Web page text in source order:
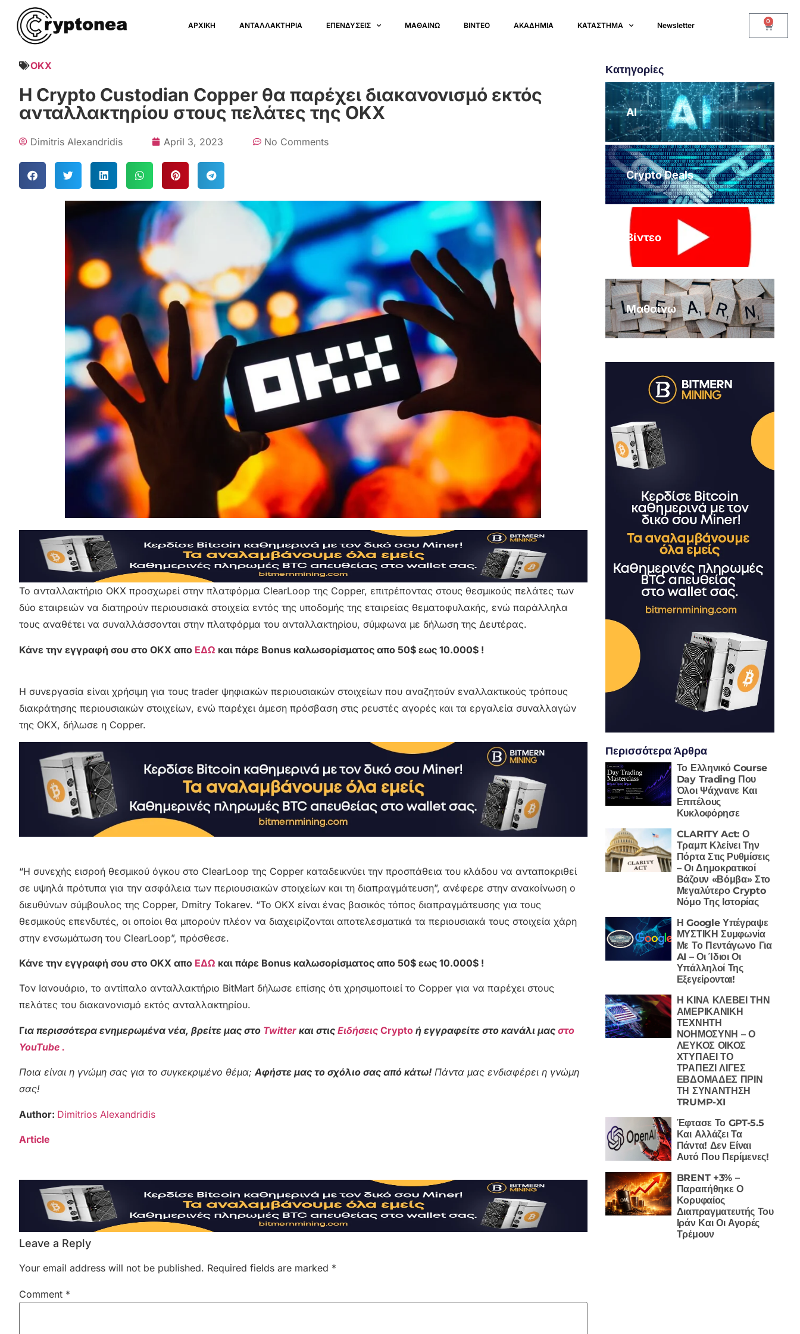
ΑΡΧΙΚΗ ΑΝΤΑΛΛΑΚΤΗΡΙΑ ΕΠΕΝΔΥΣΕΙΣ ΜΑΘΑΙΝΩ ΒΙΝΤΕΟ ΑΚΑΔΗΜΙΑ ΚΑΤΑΣΤΗΜΑ Newsletter 0
OKX
Η Crypto Custodian Copper θα παρέχει διακανονισμό εκτός
ανταλλακτηρίου στους πελάτες της OKX
Dimitris Alexandridis April 3, 2023 No Comments
Το ανταλλακτήριο OKX προσχωρεί στην πλατφόρμα ClearLoop της Copper, επιτρέποντας στους θεσμικούς πελάτες των
δύο εταιρειών να διατηρούν περιουσιακά στοιχεία εντός της υποδομής της εταιρείας θεματοφυλακής, ενώ παράλληλα
τους αναθέτει να συναλλάσσονται στην πλατφόρμα του ανταλλακτηρίου, σύμφωνα με δήλωση της Δευτέρας.
Κάνε την εγγραφή σου στο OKX απο ΕΔΩ και πάρε Bonus καλωσορίσματος απο 50$ εως 10.000$ !
Η συνεργασία είναι χρήσιμη για τους trader ψηφιακών περιουσιακών στοιχείων που αναζητούν εναλλακτικούς τρόπους
διακράτησης περιουσιακών στοιχείων, ενώ παρέχει άμεση πρόσβαση στις ρευστές αγορές και τα εργαλεία συναλλαγών
της OKX, δήλωσε η Copper.
“Η συνεχής εισροή θεσμικού όγκου στο ClearLoop της Copper καταδεικνύει την προσπάθεια του κλάδου να ανταποκριθεί
σε υψηλά πρότυπα για την ασφάλεια των περιουσιακών στοιχείων και τη διαπραγμάτευση”, ανέφερε στην ανακοίνωση ο
διευθύνων σύμβουλος της Copper, Dmitry Tokarev. “Το OKX είναι ένας βασικός τόπος διαπραγμάτευσης για τους
θεσμικούς επενδυτές, οι οποίοι θα μπορούν πλέον να διαχειρίζονται αποτελεσματικά τα περιουσιακά τους στοιχεία χάρη
στην ενσωμάτωση του ClearLoop”, πρόσθεσε.
Κάνε την εγγραφή σου στο OKX απο ΕΔΩ και πάρε Bonus καλωσορίσματος απο 50$ εως 10.000$ !
Τον Ιανουάριο, το αντίπαλο ανταλλακτήριο BitMart δήλωσε επίσης ότι χρησιμοποιεί το Copper για να παρέχει στους
πελάτες του διακανονισμό εκτός ανταλλακτηρίου.
Για περισσότερα ενημερωμένα νέα, βρείτε μας στο Twitter και στις Ειδήσεις Crypto ή εγγραφείτε στο κανάλι μας στο
YouTube .
Ποια είναι η γνώμη σας για το συγκεκριμένο θέμα;Αφήστε μας το σχόλιο σας από κάτω! Πάντα μας ενδιαφέρει η γνώμη
σας!
Author: Dimitrios Alexandridis
Article
Leave a Reply
Your email address will not be published. Required fields are marked *
Comment *
Κατηγορίες
AI
Crypto Deals
Βίντεο
Μαθαίνω
Περισσότερα Άρθρα
Το Ελληνικό Course
Day Trading Που
Όλοι Ψάχνανε Και
Επιτέλους
Κυκλοφόρησε
CLARITY Act: Ο
Τραμπ Κλείνει Την
Πόρτα Στις Ρυθμίσεις
– Οι Δημοκρατικοί
Βάζουν «Βόμβα» Στο
Μεγαλύτερο Crypto
Νόμο Της Ιστορίας
Η Google Υπέγραψε
ΜΥΣΤΙΚΗ Συμφωνία
Με Το Πεντάγωνο Για
AI – Οι Ίδιοι Οι
Υπάλληλοί Της
Εξεγείρονται!
Η ΚΙΝΑ ΚΛΕΒΕΙ ΤΗΝ
ΑΜΕΡΙΚΑΝΙΚΗ
ΤΕΧΝΗΤΗ
ΝΟΗΜΟΣΥΝΗ – Ο
ΛΕΥΚΟΣ ΟΙΚΟΣ
ΧΤΥΠΑΕΙ ΤΟ
ΤΡΑΠΕΖΙ ΛΙΓΕΣ
ΕΒΔΟΜΑΔΕΣ ΠΡΙΝ
ΤΗ ΣΥΝΑΝΤΗΣΗ
TRUMP-XI
Έφτασε Το GPT-5.5
Και Αλλάζει Τα
Πάντα! Δεν Είναι
Αυτό Που Περίμενες!
BRENT +3% –
Παραιτήθηκε Ο
Κορυφαίος
Διαπραγματευτής Του
Ιράν Και Οι Αγορές
Τρέμουν